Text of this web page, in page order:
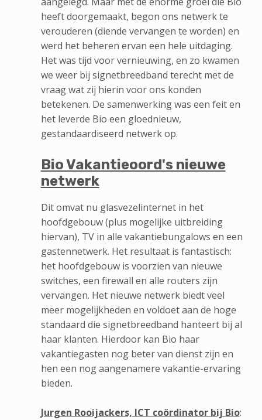
heeft doorgemaakt, begon ons netwerk te
verouderen (diende vervangen te worden) en
werd het beheren ervan een hele uitdaging.
Het was tijd voor vernieuwing, en zo kwamen
we weer bij signetbreedband terecht met de
vraag wat zij hierin voor ons konden
betekenen. De samenwerking was een feit en
het leverde Bio een gloednieuw,
gestandaardiseerd netwerk op.
Bio Vakantieoord's nieuwe
netwerk
Dit omvat nu glasvezelinternet in het
hoofdgebouw (plus mogelijke uitbreiding
hiervan), TV in alle vakantiebungalows en een
gastennetwerk. Het resultaat is fantastisch:
het hoofdgebouw is voorzien van nieuwe
switches, een firewall en alle routers zijn
vervangen. Het nieuwe netwerk biedt veel
meer mogelijkheden en voldoet aan de hoge
standaard die signetbreedband hanteert bij al
haar klanten. Hierdoor kan Bio haar
vakantiegasten nog beter van dienst zijn en
hen een nog aangenamere vakantie-ervaring
bieden.
Jurgen Rooijackers, ICT coördinator bij Bio: